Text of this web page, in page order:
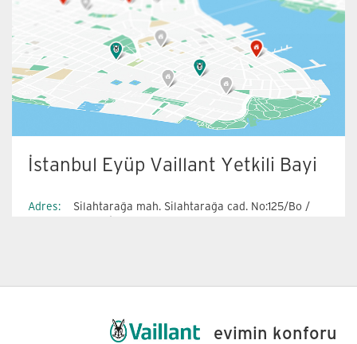
İstanbul Eyüp Vaillant Yetkili Bayi
Adres:
Silahtarağa mah. Silahtarağa cad. No:125/Bo /
info@orjinmuhendislik.com
evimin konforu